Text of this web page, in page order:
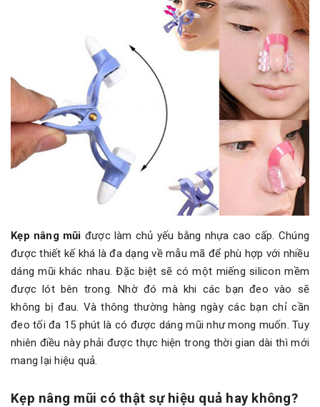
Kẹp nâng mũi được làm chủ yếu bằng nhựa cao cấp. Chúng
được thiết kế khá là đa dạng về mẫu mã để phù hợp với nhiều
dáng mũi khác nhau. Đặc biệt sẽ có một miếng silicon mềm
được lót bên trong. Nhờ đó mà khi các bạn đeo vào sẽ
không bị đau. Và thông thường hàng ngày các bạn chỉ cần
đeo tối đa 15 phút là có được dáng mũi như mong muốn. Tuy
nhiên điều này phải được thực hiện trong thời gian dài thì mới
mang lại hiệu quả.
Kẹp nâng mũi có thật sự hiệu quả hay không?